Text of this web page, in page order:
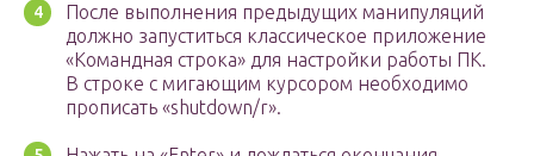
После выполнения предыдущих манипуляций
должно запуститься классическое приложение
«Командная строка» для настройки работы ПК.
В строке с мигающим курсором необходимо
прописать «shutdown/r».